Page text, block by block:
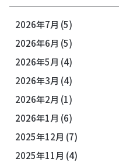
2026年7月 (5)
2026年6月 (5)
2026年5月 (4)
2026年3月 (4)
2026年2月 (1)
2026年1月 (6)
2025年12月 (7)
2025年11月 (4)